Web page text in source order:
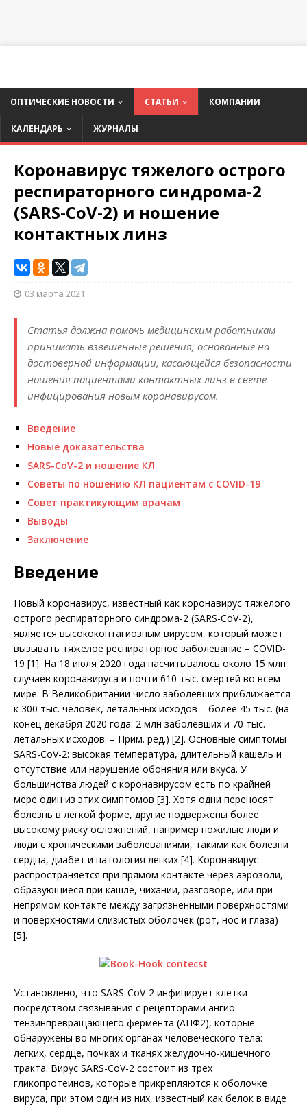
ОПТИЧЕСКИЕ НОВОСТИ СТАТЬИ КОМПАНИИ
КАЛЕНДАРЬ ЖУРНАЛЫ
Коронавирус тяжелого острого
респираторного синдрома-2
(SARS-CoV-2) и ношение
контактных линз
03 марта 2021
Статья должна помочь медицинским работникам
принимать взвешенные решения, основанные на
достоверной информации, касающейся безопасности
ношения пациентами контактных линз в свете
инфицирования новым коронавирусом.
Введение
Новые доказательства
SARS-CoV-2 и ношение КЛ
Советы по ношению КЛ пациентам с COVID-19
Совет практикующим врачам
Выводы
Заключение
Введение
Новый коронавирус, известный как коронавирус тяжелого
острого респираторного синд­рома-2 (SARS-CoV-2),
является высоко­контагиозным вирусом, который может
вызывать тяжелое респираторное заболевание – COVID-
19 [1]. На 18 июля 2020 года насчитывалось около 15 млн
случаев коронавируса и почти 610 тыс. смертей во всем
мире. В Великобритании число заболевших приближается
к 300 тыс. человек, летальных исходов – более 45 тыс. (на
конец декабря 2020 года: 2 млн заболевших и 70 тыс.
летальных исходов. – Прим. ред.) [2]. Основные симптомы
SARS-CoV-2: высокая температура, длительный кашель и
отсутствие или нарушение обоняния или вкуса. У
большинства людей с коронавирусом есть по крайней
мере один из этих симптомов [3]. Хотя одни переносят
болезнь в легкой форме, другие подвержены более
высокому риску осложнений, например пожилые люди и
люди с хроническими заболеваниями, такими как болезни
сердца, диабет и патология легких [4]. Коронавирус
распространяется при прямом контакте через аэрозоли,
образующиеся при кашле, чихании, разговоре, или при
непрямом контакте между загрязненными поверхностями
и поверхностями слизистых оболочек (рот, нос и глаза)
[5].
Установлено, что SARS-CoV-2 инфицирует клетки
посредством связывания с рецепторами ангио­
тензинпревращающего фермента (АПФ2), которые
обнаружены во многих органах человеческого тела:
легких, сердце, почках и тканях желудочно-кишечного
тракта. Вирус SARS-CoV-2 состоит из трех
гликопротеинов, которые прикрепляются к оболочке
вируса, при этом один из них, известный как белок в виде